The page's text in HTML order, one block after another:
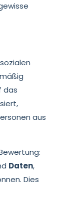
das
aus
Daten,
Dies